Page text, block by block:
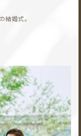
結婚式。